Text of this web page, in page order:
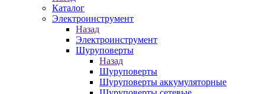
Каталог
Электроинструмент
Назад
Электроинструмент
Шуруповерты
Назад
Шуруповерты
Шуруповерты аккумуляторные